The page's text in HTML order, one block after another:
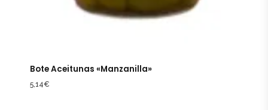
Bote Aceitunas «Manzanilla»
5,14€